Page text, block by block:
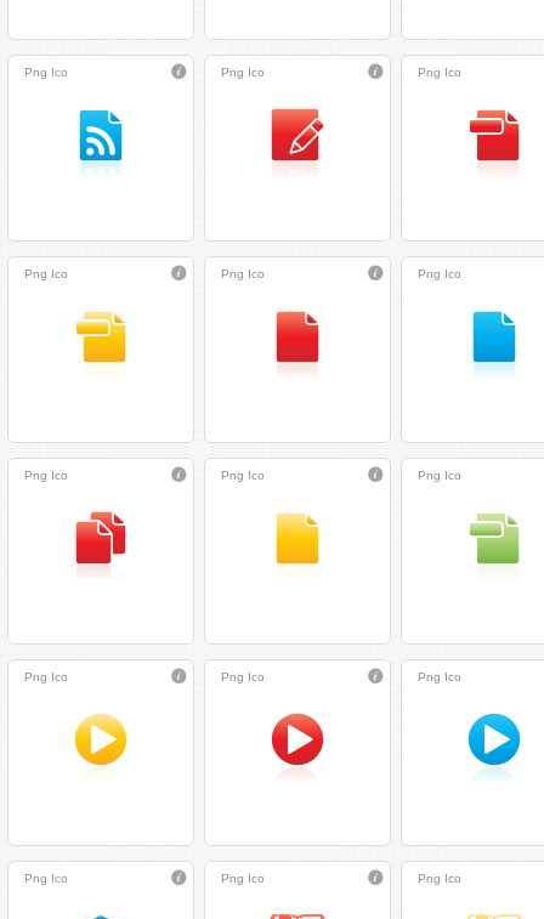
Png Ico Png Ico Png Ico
Png Ico Png Ico Png Ico
Png Ico Png Ico Png Ico
Png Ico Png Ico Png Ico
Png Ico Png Ico Png Ico